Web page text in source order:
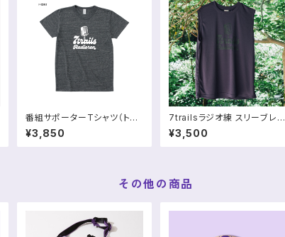
番組サポーターTシャツ（トラ
イブレンド｜吸水・速乾）
¥3,850
7trailsラジオ練 スリーブレス
シャツ
¥3,500
その他の商品